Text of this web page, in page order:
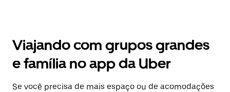
Viajando com grupos grandes
e família no app da Uber
Se você precisa de mais espaço ou de acomodações